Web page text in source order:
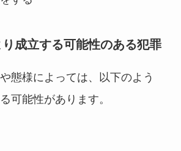
成立する可能性のある犯罪
態様によっては、以下のよう
可能性があります。